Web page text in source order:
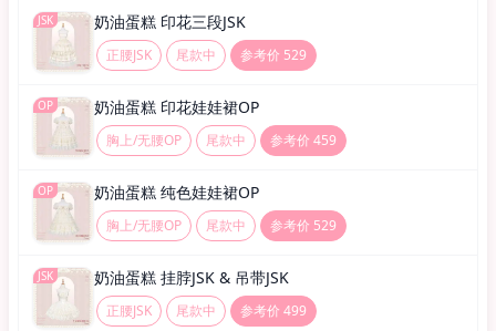
JSK 奶油蛋糕 印花三段JSK
正腰JSK 尾款中 参考价 529
OP 奶油蛋糕 印花娃娃裙OP
胸上/无腰OP 尾款中 参考价 459
OP 奶油蛋糕 纯色娃娃裙OP
胸上/无腰OP 尾款中 参考价 529
JSK 奶油蛋糕 挂脖JSK & 吊带JSK
正腰JSK 尾款中 参考价 499